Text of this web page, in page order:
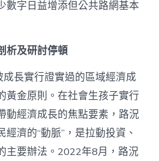
數字日益增添但公共路網基本
析及研討停頓
成長實行證實過的區域經濟成
黃金原則。在社會生孩子實行
動經濟成長的焦點要素，路況
濟的“動脈”，是拉動投資、
主要辦法。2022年8月，路況